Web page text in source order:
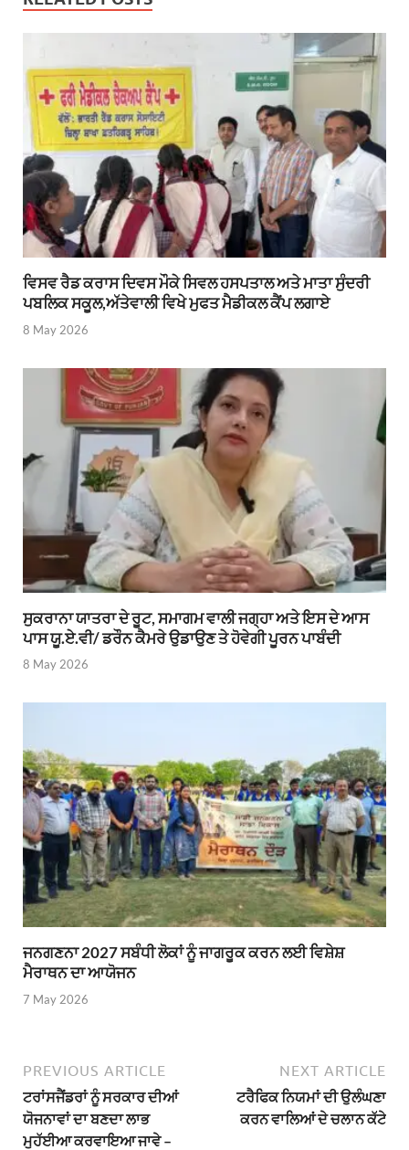
ਵਿਸਵ ਰੈਡ ਕਰਾਸ ਦਿਵਸ ਮੌਕੇ ਸਿਵਲ ਹਸਪਤਾਲ ਅਤੇ ਮਾਤਾ ਸੁੰਦਰੀ
ਪਬਲਿਕ ਸਕੂਲ,ਅੱਤੇਵਾਲੀ ਵਿਖੇ ਮੁਫਤ ਮੈਡੀਕਲ ਕੈਂਪ ਲਗਾਏ
8 May 2026
ਸੁਕਰਾਨਾ ਯਾਤਰਾ ਦੇ ਰੂਟ, ਸਮਾਗਮ ਵਾਲੀ ਜਗ੍ਹਾ ਅਤੇ ਇਸ ਦੇ ਆਸ
ਪਾਸ ਯੂ.ਏ.ਵੀ/ ਡਰੌਨ ਕੈਮਰੇ ਉਡਾਉਣ ਤੇ ਹੋਵੇਗੀ ਪੂਰਨ ਪਾਬੰਦੀ
8 May 2026
ਜਨਗਣਨਾ 2027 ਸਬੰਧੀ ਲੋਕਾਂ ਨੂੰ ਜਾਗਰੂਕ ਕਰਨ ਲਈ ਵਿਸ਼ੇਸ਼
ਮੈਰਾਥਨ ਦਾ ਆਯੋਜਨ
7 May 2026
PREVIOUS ARTICLE
ਟਰਾਂਸਜੈਂਡਰਾਂ ਨੂੰ ਸਰਕਾਰ ਦੀਆਂ
ਯੋਜਨਾਵਾਂ ਦਾ ਬਣਦਾ ਲਾਭ
ਮੁਹੱਈਆ ਕਰਵਾਇਆ ਜਾਵੇ –
NEXT ARTICLE
ਟਰੈਫਿਕ ਨਿਯਮਾਂ ਦੀ ਉਲੰਘਣਾ
ਕਰਨ ਵਾਲਿਆਂ ਦੇ ਚਲਾਨ ਕੱਟੇ